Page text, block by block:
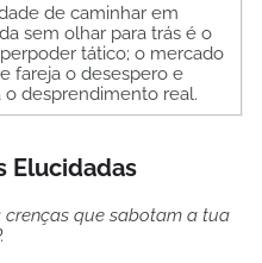
de caminhar em
sem olhar para trás é o
tático; o mercado
fareja o desespero e
o desprendimento real.
Elucidadas
crenças que sabotam a tua